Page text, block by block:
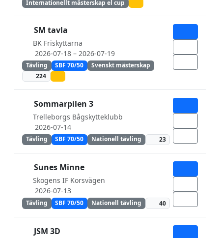
Internationellt mästerskap el cup
SM tavla
BK Friskyttarna
2026-07-18 – 2026-07-19
Tävling SBF 70/50
Svenskt mästerskap
224
Sommarpilen 3
Trelleborgs Bågskytteklubb
2026-07-14
Tävling SBF 70/50 Nationell tävling 23
Sunes Minne
Skogens IF Korsvägen
2026-07-13
Tävling SBF 70/50 Nationell tävling 40
JSM 3D